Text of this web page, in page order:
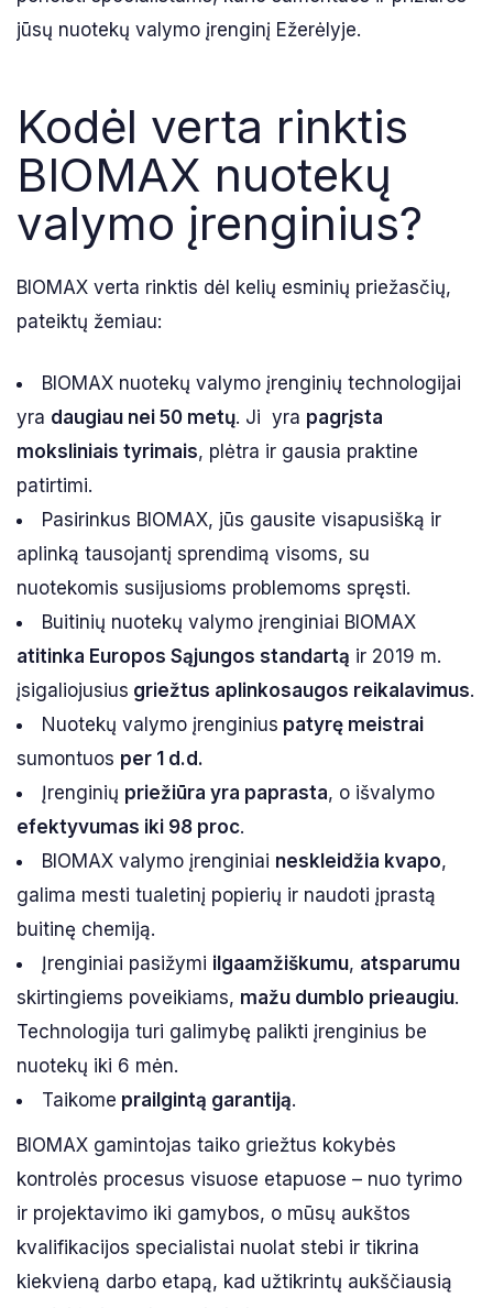
jūsų nuotekų valymo įrenginį Ežerėlyje.
Kodėl verta rinktis
BIOMAX nuotekų
valymo įrenginius?
BIOMAX verta rinktis dėl kelių esminių priežasčių,
pateiktų žemiau:
BIOMAX nuotekų valymo įrenginių technologijai
yra daugiau nei 50 metų. Ji yra pagrįsta
moksliniais tyrimais, plėtra ir gausia praktine
patirtimi.
Pasirinkus BIOMAX, jūs gausite visapusišką ir
aplinką tausojantį sprendimą visoms, su
nuotekomis susijusioms problemoms spręsti.
Buitinių nuotekų valymo įrenginiai BIOMAX
atitinka Europos Sąjungos standartą ir 2019 m.
įsigaliojusius griežtus aplinkosaugos reikalavimus.
Nuotekų valymo įrenginius patyrę meistrai
sumontuos per 1 d.d.
Įrenginių priežiūra yra paprasta, o išvalymo
efektyvumas iki 98 proc.
BIOMAX valymo įrenginiai neskleidžia kvapo,
galima mesti tualetinį popierių ir naudoti įprastą
buitinę chemiją.
Įrenginiai pasižymi ilgaamžiškumu, atsparumu
skirtingiems poveikiams, mažu dumblo prieaugiu.
Technologija turi galimybę palikti įrenginius be
nuotekų iki 6 mėn.
Taikome prailgintą garantiją.
BIOMAX gamintojas taiko griežtus kokybės
kontrolės procesus visuose etapuose – nuo tyrimo
ir projektavimo iki gamybos, o mūsų aukštos
kvalifikacijos specialistai nuolat stebi ir tikrina
kiekvieną darbo etapą, kad užtikrintų aukščiausią